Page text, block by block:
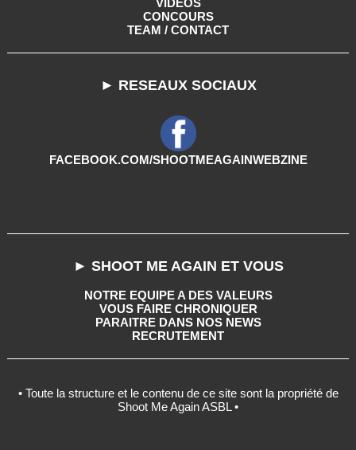
VIDEOS
CONCOURS
TEAM / CONTACT
► RESEAUX SOCIAUX
FACEBOOK.COM/SHOOTMEAGAINWEBZINE
► SHOOT ME AGAIN ET VOUS
NOTRE EQUIPE A DES VALEURS
VOUS FAIRE CHRONIQUER
PARAITRE DANS NOS NEWS
RECRUTEMENT
• Toute la structure et le contenu de ce site sont la propriété de
Shoot Me Again ASBL •